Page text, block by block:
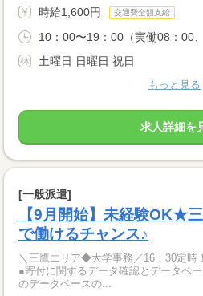
時給1,600円 交通費全額支給
10：00〜19：00（実働08：00
土曜日 日曜日 祝日
もっと見る
求人詳細を
[一般派遣]
【9月開始】未経験OK★
で働けるチャンス♪
＼三鷹エリア◆大学事務／16：30定時
●寄付に関するデータ確認とデータベ
のデータベースの...